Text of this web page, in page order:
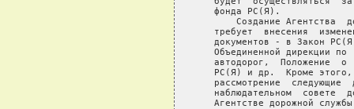
   фонда РС(Я).
Создание Агентства
требует  внесения
документов - в Закон
Объединенной дирекции по
автодорог,  Положение  о
РС(Я) и др.  Кроме
рассмотрение  следующие
наблюдательном  совете
Агентстве дорожной